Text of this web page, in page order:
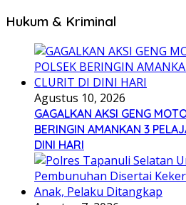
Hukum & Kriminal
Agustus 10, 2026
GAGALKAN AKSI GENG
BERINGIN AMANKAN 3
DINI HARI